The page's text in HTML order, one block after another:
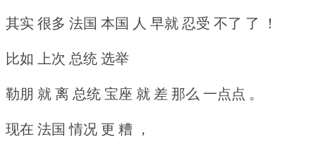
其实 很多 法国 本国 人 早就 忍受 不了 了 ！
比如 上次 总统 选举
勒朋 就 离 总统 宝座 就 差 那么 一点点 。
现在 法国 情况 更 糟 ，